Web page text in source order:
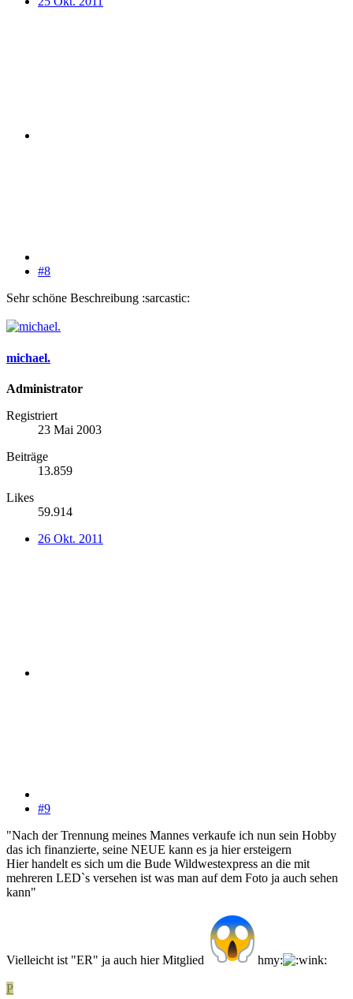
#8
Sehr schöne Beschreibung :sarcastic:
michael.
Administrator
Registriert
23 Mai 2003
Beiträge
13.859
Likes
59.914
26 Okt. 2011
#9
"Nach der Trennung meines Mannes verkaufe ich nun sein Hobby
das ich finanzierte, seine NEUE kann es ja hier ersteigern
Hier handelt es sich um die Bude Wildwestexpress an die mit
mehreren LED`s versehen ist was man auf dem Foto ja auch sehen
kann"
Vielleicht ist "ER" ja auch hier Mitglied hmy:
P